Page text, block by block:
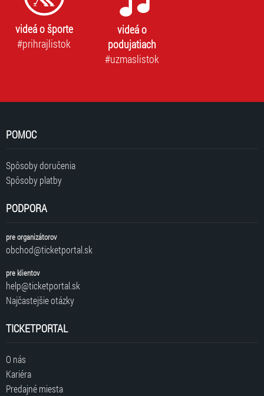
videá o športe
#prihrajlistok
videá o
podujatiach
#uzmaslistok
POMOC
Spôsoby doručenia
Spôsoby platby
PODPORA
pre organizátorov
obchod@ticketportal.sk
pre klientov
help@ticketportal.sk
Najčastejšie otázky
TICKETPORTAL
O nás
Kariéra
Predajné miesta